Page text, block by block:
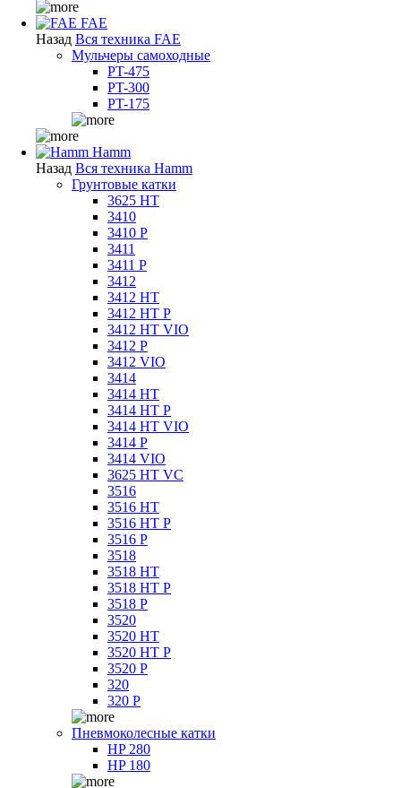
FAE
Назад Вся техника FAE
Мульчеры самоходные
PT-475
PT-300
PT-175
Hamm
Назад Вся техника Hamm
Грунтовые катки
3625 HT
3410
3410 P
3411
3411 P
3412
3412 HT
3412 HT P
3412 HT VIO
3412 P
3412 VIO
3414
3414 HT
3414 HT P
3414 HT VIO
3414 P
3414 VIO
3625 HT VC
3516
3516 HT
3516 HT P
3516 P
3518
3518 HT
3518 HT P
3518 P
3520
3520 HT
3520 HT P
3520 P
320
320 P
Пневмоколесные катки
HP 280
HP 180